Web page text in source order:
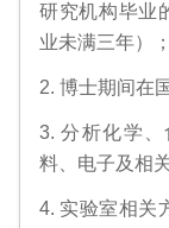
研究机构毕业
业未满三年）；
2. 博士期间在
3. 分析化学
料、电子及相
4. 实验室相关